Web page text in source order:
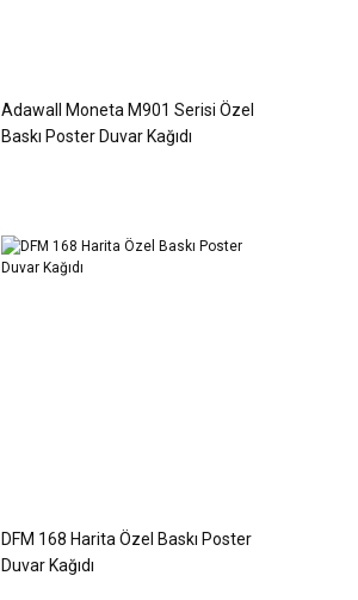
Adawall Moneta M901 Serisi Özel
Baskı Poster Duvar Kağıdı
DFM 168 Harita Özel Baskı Poster
Duvar Kağıdı